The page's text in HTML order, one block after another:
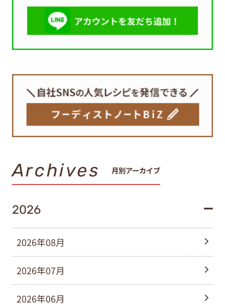
Archives 月別アーカイブ
2026
2026年08月
2026年07月
2026年06月